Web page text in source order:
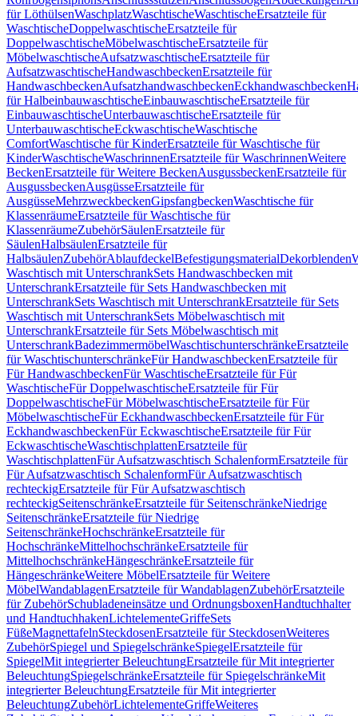
für LöthülsenWaschplatzWaschtischeWaschtischeErsatzteile für
WaschtischeDoppelwaschtischeErsatzteile für
DoppelwaschtischeMöbelwaschtischeErsatzteile für
MöbelwaschtischeAufsatzwaschtischeErsatzteile für
AufsatzwaschtischeHandwaschbeckenErsatzteile für
HandwaschbeckenAufsatzhandwaschbeckenEckhandwaschbecken
für HalbeinbauwaschtischeEinbauwaschtischeErsatzteile für
EinbauwaschtischeUnterbauwaschtischeErsatzteile für
UnterbauwaschtischeEckwaschtischeWaschtische
ComfortWaschtische für KinderErsatzteile für Waschtische für
KinderWaschtischeWaschrinnenErsatzteile für WaschrinnenWeitere
BeckenErsatzteile für Weitere BeckenAusgussbeckenErsatzteile für
AusgussbeckenAusgüsseErsatzteile für
AusgüsseMehrzweckbeckenGipsfangbeckenWaschtische für
KlassenräumeErsatzteile für Waschtische für
KlassenräumeZubehörSäulenErsatzteile für
SäulenHalbsäulenErsatzteile für
HalbsäulenZubehörAblaufdeckelBefestigungsmaterialDekorblenden
Waschtisch mit UnterschrankSets Handwaschbecken mit
UnterschrankErsatzteile für Sets Handwaschbecken mit
UnterschrankSets Waschtisch mit UnterschrankErsatzteile für Sets
Waschtisch mit UnterschrankSets Möbelwaschtisch mit
UnterschrankErsatzteile für Sets Möbelwaschtisch mit
UnterschrankBadezimmermöbelWaschtischunterschränkeErsatzteile
für WaschtischunterschränkeFür HandwaschbeckenErsatzteile für
Für HandwaschbeckenFür WaschtischeErsatzteile für Für
WaschtischeFür DoppelwaschtischeErsatzteile für Für
DoppelwaschtischeFür MöbelwaschtischeErsatzteile für Für
MöbelwaschtischeFür EckhandwaschbeckenErsatzteile für Für
EckhandwaschbeckenFür EckwaschtischeErsatzteile für Für
EckwaschtischeWaschtischplattenErsatzteile für
WaschtischplattenFür Aufsatzwaschtisch SchalenformErsatzteile für
Für Aufsatzwaschtisch SchalenformFür Aufsatzwaschtisch
rechteckigErsatzteile für Für Aufsatzwaschtisch
rechteckigSeitenschränkeErsatzteile für SeitenschränkeNiedrige
SeitenschränkeErsatzteile für Niedrige
SeitenschränkeHochschränkeErsatzteile für
HochschränkeMittelhochschränkeErsatzteile für
MittelhochschränkeHängeschränkeErsatzteile für
HängeschränkeWeitere MöbelErsatzteile für Weitere
MöbelWandablagenErsatzteile für WandablagenZubehörErsatzteile
für ZubehörSchubladeneinsätze und OrdnungsboxenHandtuchhalter
und HandtuchhakenLichtelementeGriffeSets
FüßeMagnettafelnSteckdosenErsatzteile für SteckdosenWeiteres
ZubehörSpiegel und SpiegelschränkeSpiegelErsatzteile für
SpiegelMit integrierter BeleuchtungErsatzteile für Mit integrierter
BeleuchtungSpiegelschränkeErsatzteile für SpiegelschränkeMit
integrierter BeleuchtungErsatzteile für Mit integrierter
BeleuchtungZubehörLichtelementeGriffeWeiteres